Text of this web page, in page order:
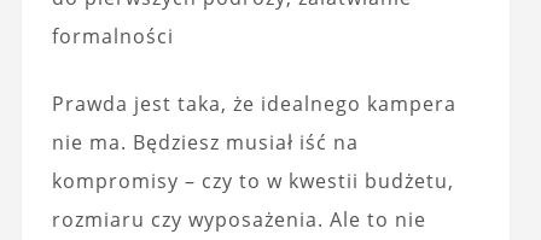
formalności
Prawda jest taka, że idealnego kampera
nie ma. Będziesz musiał iść na
kompromisy – czy to w kwestii budżetu,
rozmiaru czy wyposażenia. Ale to nie